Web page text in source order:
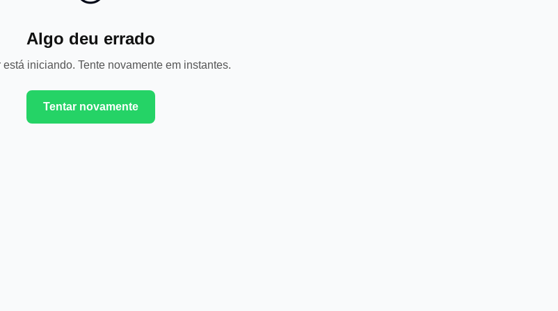
Algo deu errado
está iniciando. Tente novamente em instantes.
Tentar novamente